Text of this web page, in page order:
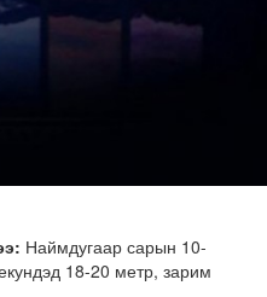
Наймдугаар сарын 10-
18-20 метр, зарим